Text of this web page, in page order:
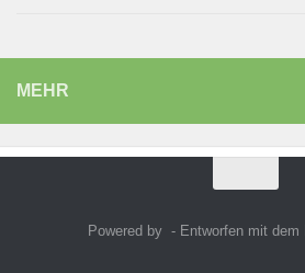
MEHR
Powered by - Entworfen mit dem